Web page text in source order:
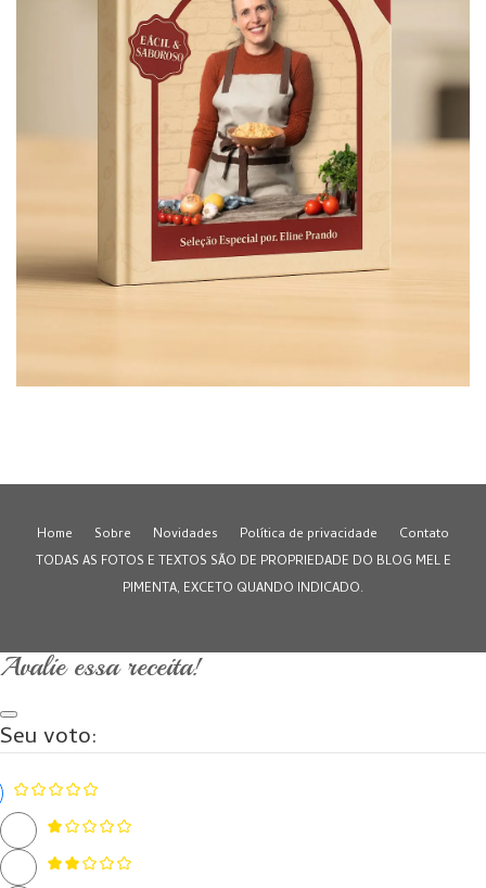
Home Sobre Novidades Política de privacidade
Contato
TODAS AS FOTOS E TEXTOS SÃO DE PROPRIEDADE DO BLOG MEL E
PIMENTA, EXCETO QUANDO INDICADO.
Avalie essa receita!
Seu voto: